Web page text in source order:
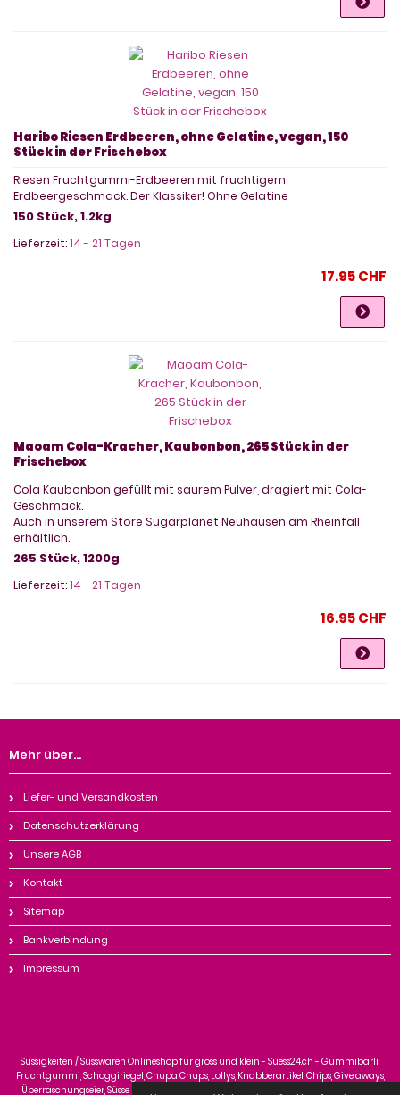
Haribo Riesen Erdbeeren, ohne Gelatine, vegan, 150
Stück in der Frischebox
Riesen Fruchtgummi-Erdbeeren mit fruchtigem
Erdbeergeschmack. Der Klassiker! Ohne Gelatine
150 Stück, 1.2kg
Lieferzeit:14 - 21 Tagen
17.95 CHF
Maoam Cola-Kracher, Kaubonbon, 265 Stück in der
Frischebox
Cola Kaubonbon gefüllt mit saurem Pulver, dragiert mit Cola-
Geschmack.
Auch in unserem Store Sugarplanet Neuhausen am Rheinfall
erhältlich.
265 Stück, 1200g
Lieferzeit:14 - 21 Tagen
16.95 CHF
Mehr über...
Liefer- und Versandkosten
Datenschutzerklärung
Unsere AGB
Kontakt
Sitemap
Bankverbindung
Impressum
Süssigkeiten / Süsswaren Onlineshop für gross und klein - Suess24.ch - Gummibärli,
Fruchtgummi, Schoggiriegel, Chupa Chups, Lollys, Knabberartikel, Chips, Give aways,
Überraschungseier, Süsse Kinderartikel, Traubenzucker, Kaugummi, Zältli, Bonbons